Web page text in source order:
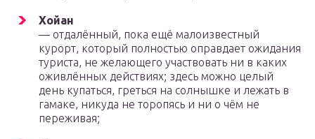
Хойан
— отдалённый, пока ещё малоизвестный
курорт, который полностью оправдает ожидания
туриста, не желающего участвовать ни в каких
оживлённых действиях; здесь можно целый
день купаться, греться на солнышке и лежать в
гамаке, никуда не торопясь и ни о чём не
переживая;